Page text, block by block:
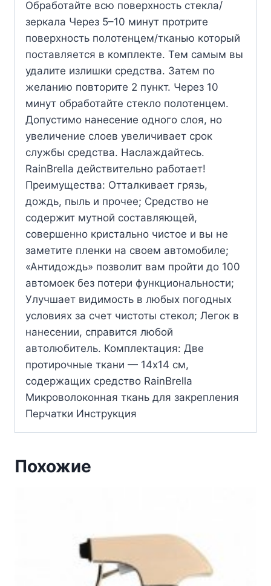
Обработайте всю поверхность стекла/
зеркала Через 5–10 минут протрите
поверхность полотенцем/тканью который
поставляется в комплекте. Тем самым вы
удалите излишки средства. Затем по
желанию повторите 2 пункт. Через 10
минут обработайте стекло полотенцем.
Допустимо нанесение одного слоя, но
увеличение слоев увеличивает срок
службы средства. Наслаждайтесь.
RainBrella действительно работает!
Преимущества: Отталкивает грязь,
дождь, пыль и прочее; Средство не
содержит мутной составляющей,
совершенно кристально чистое и вы не
заметите пленки на своем автомобиле;
«Антидождь» позволит вам пройти до 100
автомоек без потери функциональности;
Улучшает видимость в любых погодных
условиях за счет чистоты стекол; Легок в
нанесении, справится любой
автолюбитель. Комплектация: Две
протирочные ткани — 14х14 см,
содержащих средство RainBrella
Микроволоконная ткань для закрепления
Перчатки Инструкция
Похожие